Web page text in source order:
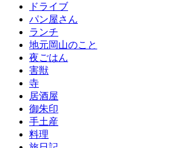
ドライブ
パン屋さん
ランチ
地元岡山のこと
夜ごはん
害獣
寺
居酒屋
御朱印
手土産
料理